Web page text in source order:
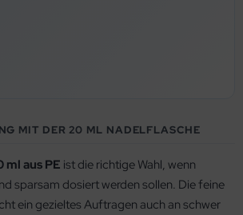
MIT DER 20 ML NADELFLASCHE
ml aus PE ist die richtige Wahl, wenn
sparsam dosiert werden sollen. Die feine
ein gezieltes Auftragen auch an schwer